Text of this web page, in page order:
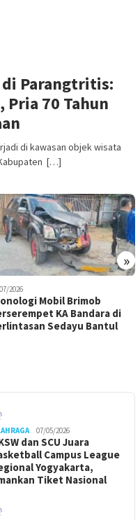
di Parangtritis:
Pria 70 Tahun
di kawasan objek wisata
[…]
»
2026
Mobil Brimob
KA Bandara di
Sedayu Bantul
07/05/2026
dan SCU Juara
Campus League
Yogyakarta,
Tiket Nasional